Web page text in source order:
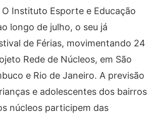
O Instituto Esporte e Educação
longo de julho, o seu já
de Férias, movimentando 24
Rede de Núcleos, em São
e Rio de Janeiro. A previsão
e adolescentes dos bairros
núcleos participem das